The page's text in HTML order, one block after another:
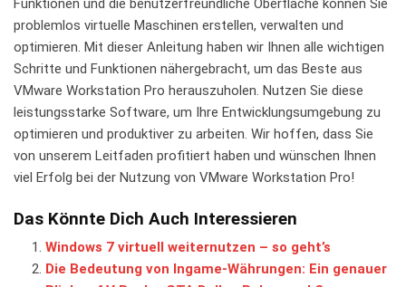
Funktionen und‌ die benutzerfreundliche ⁤Oberfläche können Sie⁤
problemlos virtuelle Maschinen‌ erstellen,​ verwalten‌ und
optimieren. Mit dieser Anleitung haben wir Ihnen alle wichtigen ​
Schritte und Funktionen nähergebracht, um das Beste aus
⁣VMware Workstation Pro herauszuholen. Nutzen Sie ⁢diese
leistungsstarke Software, um Ihre ‌Entwicklungsumgebung zu
‍optimieren ⁢und produktiver zu arbeiten. Wir ⁣hoffen,⁤ dass⁣ Sie
⁢von unserem Leitfaden profitiert haben und wünschen Ihnen
viel Erfolg bei der Nutzung von VMware Workstation Pro!
Das Könnte Dich Auch Interessieren
Windows 7 virtuell weiternutzen – so geht’s
Die Bedeutung von Ingame-Währungen: Ein genauer